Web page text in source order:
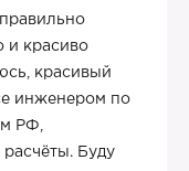
и красиво
красивый
инженером по
РФ,
расчёты. Буду